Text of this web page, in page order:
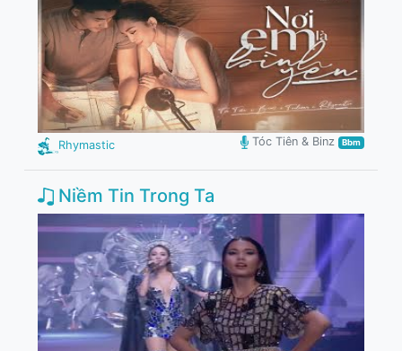
Rhymastic Tóc Tiên & Binz Bbm
Niềm Tin Trong Ta